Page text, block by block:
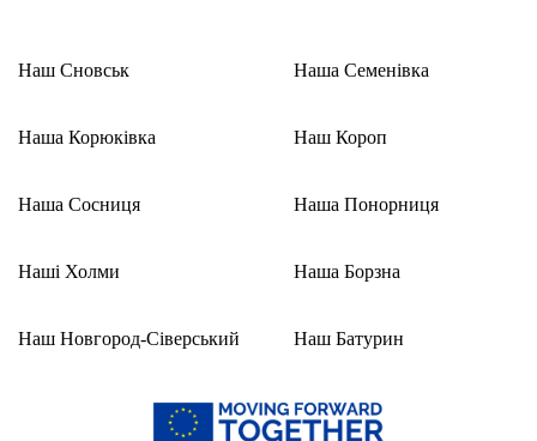
Наш Сновськ
Наша Корюківка
Наша Сосниця
Наші Холми
Наш Новгород-Сіверський
Наша Семенівка
Наш Короп
Наша Понорниця
Наша Борзна
Наш Батурин